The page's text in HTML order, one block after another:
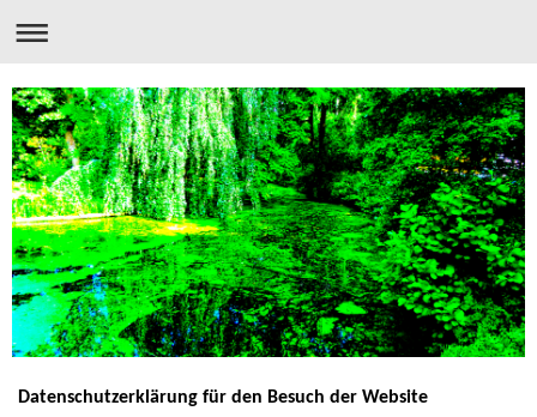
Datenschutzerklärung für den Besuch der Website